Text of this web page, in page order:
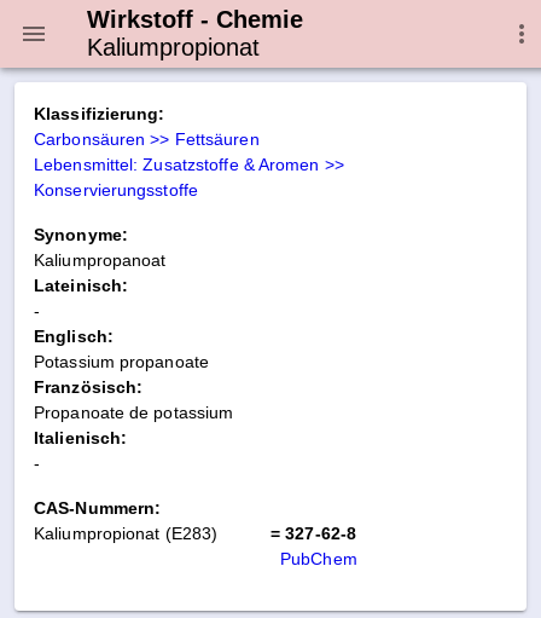
Wirkstoff - Chemie
Kaliumpropionat
Klassifizierung:
Carbonsäuren >> Fettsäuren
Lebensmittel: Zusatzstoffe & Aromen >>
Konservierungsstoffe
Synonyme:
Kaliumpropanoat
Lateinisch:
-
Englisch:
Potassium propanoate
Französisch:
Propanoate de potassium
Italienisch:
-
CAS-Nummern:
Kaliumpropionat (E283)
= 327-62-8
PubChem